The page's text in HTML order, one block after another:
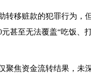
转移赃款的犯罪行为，
甚至无法覆盖“吃饭、
聚焦资金流转结果，未